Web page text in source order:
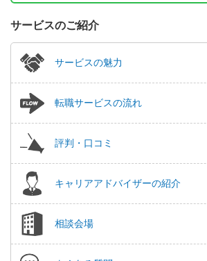
サービスのご紹介
サービスの魅力
転職サービスの流れ
評判・口コミ
キャリアアドバイザーの紹介
相談会場